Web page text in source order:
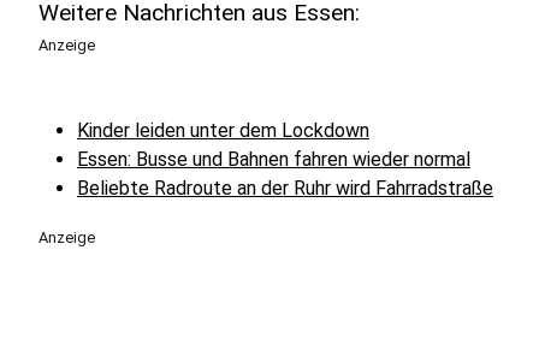
Weitere Nachrichten aus Essen:
Anzeige
Kinder leiden unter dem Lockdown
Essen: Busse und Bahnen fahren wieder normal
Beliebte Radroute an der Ruhr wird Fahrradstraße
Anzeige